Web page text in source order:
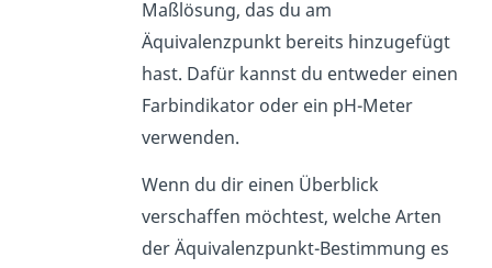
Maßlösung, das du am
Äquivalenzpunkt bereits hinzugefügt
hast. Dafür kannst du entweder einen
Farbindikator oder ein pH-Meter
verwenden.
Wenn du dir einen Überblick
verschaffen möchtest, welche Arten
der Äquivalenzpunkt-Bestimmung es